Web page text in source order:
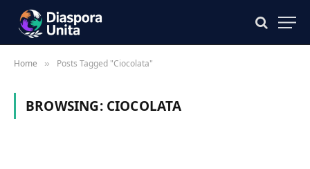
Home » Posts Tagged "Ciocolata"
BROWSING: CIOCOLATA